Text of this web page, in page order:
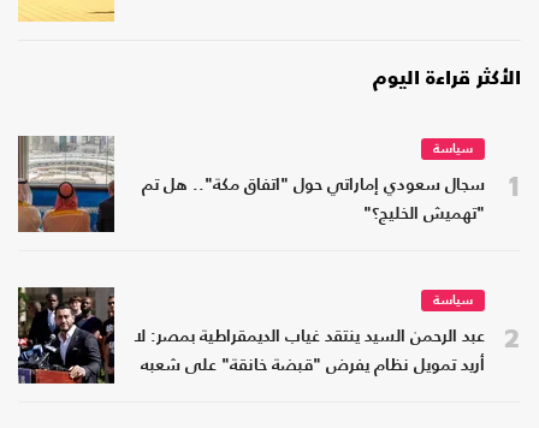
الأكثر قراءة اليوم
1
سياسة
سجال سعودي إماراتي حول "اتفاق مكة".. هل تم
"تهميش الخليج؟"
2
سياسة
عبد الرحمن السيد ينتقد غياب الديمقراطية بمصر: لا
أريد تمويل نظام يفرض "قبضة خانقة" على شعبه